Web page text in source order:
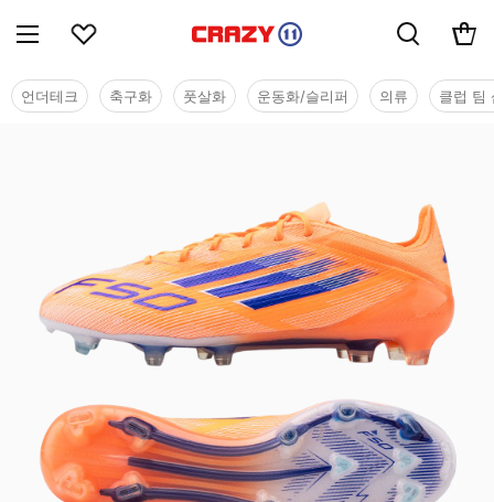
언더테크 축구화 풋살화 운동화/슬리퍼 의류 클럽 팀